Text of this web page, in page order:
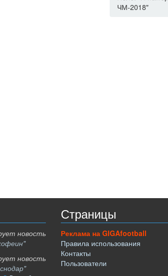
ЧМ-2018"
новость
новость
Страницы
Реклама на GIGAfootball
Правила использования
Контакты
Пользователи